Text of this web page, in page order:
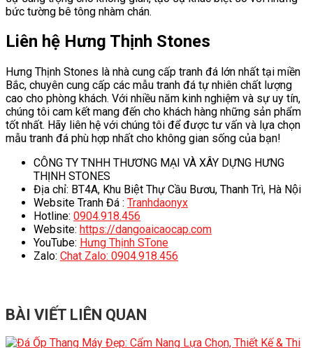
bức tường bê tông nhàm chán.
Liên hệ Hưng Thịnh Stones
Hưng Thịnh Stones là nhà cung cấp tranh đá lớn nhất tại miền
Bắc, chuyên cung cấp các mẫu tranh đá tự nhiên chất lượng
cao cho phòng khách. Với nhiều năm kinh nghiệm và sự uy tín,
chúng tôi cam kết mang đến cho khách hàng những sản phẩm
tốt nhất. Hãy liên hệ với chúng tôi để được tư vấn và lựa chọn
mẫu tranh đá phù hợp nhất cho không gian sống của bạn!
CÔNG TY TNHH THƯƠNG MẠI VÀ XÂY DỰNG HƯNG
THỊNH STONES
Địa chỉ: BT4A, Khu Biệt Thự Cầu Bươu, Thanh Trì, Hà Nội
Website Tranh Đá : Tranhdaonyx
Hotline: 0904.918.456
Website: https://dangoaicaocap.com
YouTube: Hưng Thịnh STone
Zalo: Chat Zalo: 0904.918.456
BÀI VIẾT LIÊN QUAN